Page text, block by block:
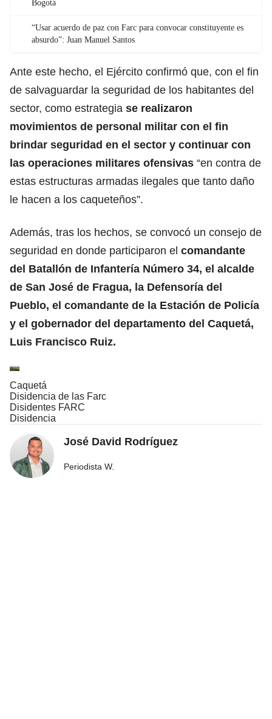
Bogotá
“Usar acuerdo de paz con Farc para convocar constituyente es
absurdo”: Juan Manuel Santos
Ante este hecho, el Ejército confirmó que, con el fin
de salvaguardar la seguridad de los habitantes del
sector, como estrategia se realizaron
movimientos de personal militar con el fin
brindar seguridad en el sector y continuar con
las operaciones militares ofensivas “en contra de
estas estructuras armadas ilegales que tanto daño
le hacen a los caqueteños”.
Además, tras los hechos, se convocó un consejo de
seguridad en donde participaron el comandante
del Batallón de Infantería Número 34, el alcalde
de San José de Fragua, la Defensoría del
Pueblo, el comandante de la Estación de Policía
y el gobernador del departamento del Caquetá,
Luis Francisco Ruiz.
Caquetá
Disidencia de las Farc
Disidentes FARC
Disidencia
José David Rodríguez
Periodista W.